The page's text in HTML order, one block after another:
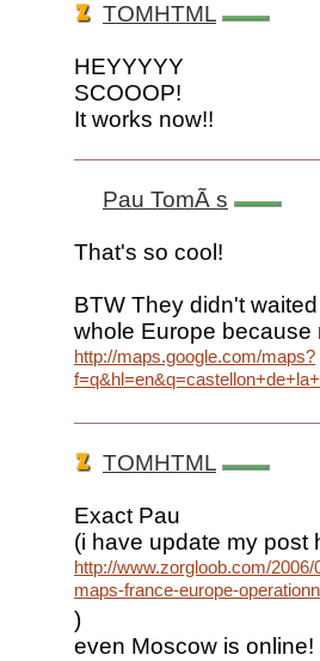
TOMHTML
HEYYYYY
SCOOOP!
It works now!!
Pau TomÃ s
That's so cool!
BTW They didn't
whole Europe because
http://maps.google.com/maps?
TOMHTML
Exact Pau
(i have update my post
http://www.zorgloob.com/2006/
maps-france-europe-
)
even Moscow is online!